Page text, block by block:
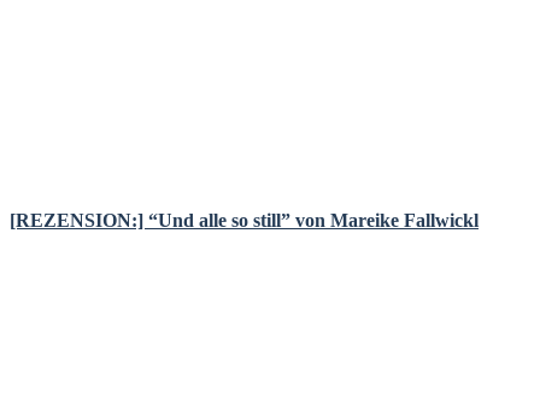
[REZENSION:] “Und alle so still” von Mareike Fallwickl